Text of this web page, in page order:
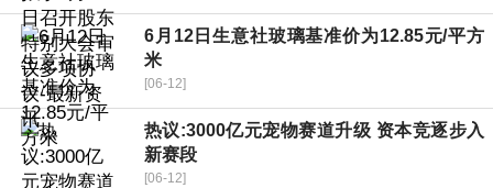
6月12日生意社玻璃基准价为12.85元/平方
米
[06-12]
热议:3000亿元宠物赛道升级 资本竞逐步入
新赛段
[06-12]